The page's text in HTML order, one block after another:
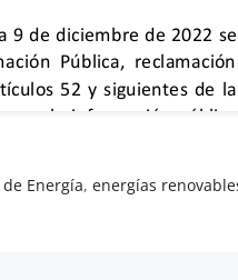
Energía,energías